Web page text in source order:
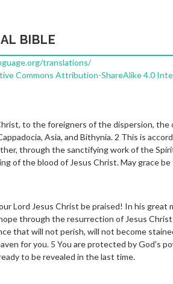
BIBLE
translations/
Commons Attribution-ShareAlike 4.0
to the foreigners of the dispersion, the
Asia, and Bithynia. 2 This is
through the sanctifying work of the
of the blood of Jesus Christ. May grace be
Lord Jesus Christ be praised! In his great
through the resurrection of Jesus
that will not perish, will not become
for you. 5 You are protected by God's
to be revealed in the last time.